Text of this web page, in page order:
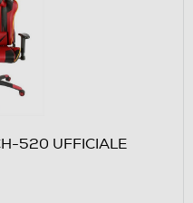
520 UFFICIALE